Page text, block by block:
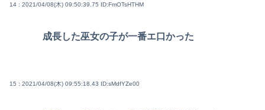
14 : 2021/04/08(木) 09:50:39.75 ID:FmOTsHTHM
成長した巫女の子が一番エ口かった
15 : 2021/04/08(木) 09:55:18.43 ID:sMdfYZe00